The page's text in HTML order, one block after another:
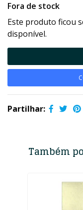
Fora de stock
Este produto ficou
disponível.
Partilhar:
Também